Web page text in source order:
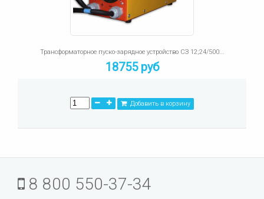
Трансформаторное пуско-зарядное устройство СЗ 12;24/500...
18755 руб
Добавить в корзину
8 800 550-37-34